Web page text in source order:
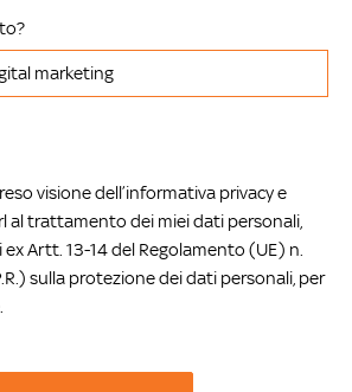
visione dell’informativa privacy e
al trattamento dei miei dati personali,
Artt. 13-14 del Regolamento (UE) n.
sulla protezione dei dati personali, per